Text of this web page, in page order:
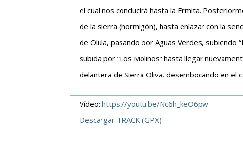
el cual nos conducirá hasta la Ermita.
de la sierra (hormigón), hasta enlazar con la
de Olula, pasando por Aguas Verdes, subiendo
subida por “Los Molinos” hasta llegar
delantera de Sierra Oliva, desembocando en el
Vídeo: https://youtu.be/Nc6h_keO6pw
Descargar TRACK (GPX)